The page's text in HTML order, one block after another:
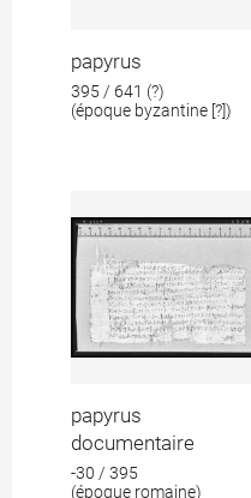
papyrus
395 / 641 (?)
(époque byzantine [?])
papyrus
documentaire
-30 / 395
(époque romaine)